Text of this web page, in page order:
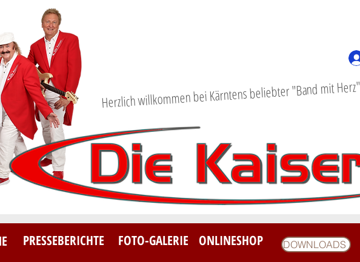
Herzlich willkommen bei Kärntens beliebter "Band mit Herz"
PRESSEBERICHTE FOTO-GALERIE ONLINESHOP DOWNLOADS